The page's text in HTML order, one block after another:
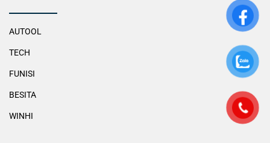
AUTOOL
TECH
FUNISI
BESITA
WINHI